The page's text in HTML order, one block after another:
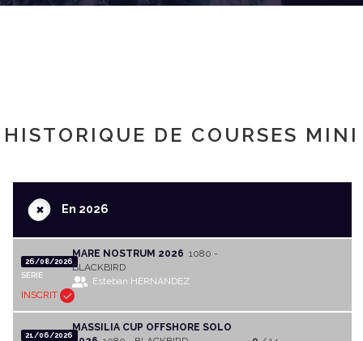
HISTORIQUE DE COURSES MINI
+En 2026
26/08/2026
SERIE
MARE NOSTRUM 2026 1080 -
BLACKBIRD
Esteban HERNANDEZ
INSCRIT
21/06/2026
MASSILIA CUP OFFSHORE SOLO